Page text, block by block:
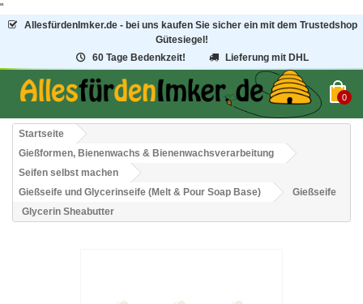
"
AllesfürdenImker.de - bei uns kaufen Sie sicher ein mit dem Trustedshop
Gütesiegel!
60 Tage Bedenkzeit!
Lieferung mit DHL
0
Startseite
Gießformen, Bienenwachs & Bienenwachsverarbeitung
Seifen selbst machen
Gießseife und Glycerinseife (Melt & Pour Soap Base)
Gießseife
Glycerin Sheabutter